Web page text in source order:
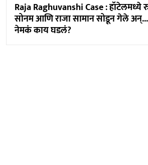
Raja Raghuvanshi Case : हॉटेलमध्ये
सोनम आणि राजा सामान सोडून गेले
नेमकं काय घडलं?